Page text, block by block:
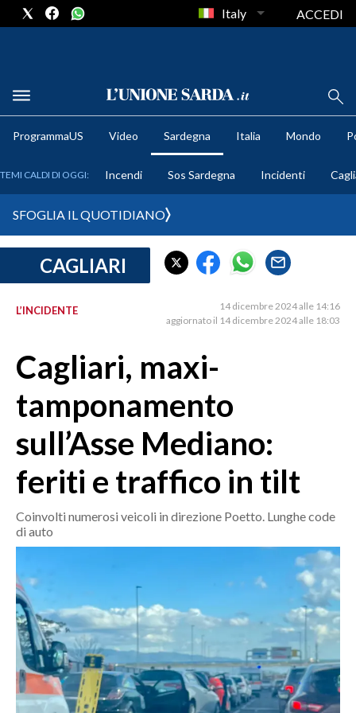
METEO
CRONACA SARDEGNA
PROVINCIA DI CAGLIARI
MEDIO CAMPIDANO
ORISTANO E PROVINCIA
SASSARI E PROVINCIA
GALLURA
NUORO E PROVINCIA
OGLIASTRA
CRONACA
ITALIA
MONDO
POLITICA
ECONOMIA
SERVIZI ALLE IMPRESE
Italy ACCEDI
ProgrammaUS Video Sardegna Italia Mondo
TEMI CALDI DI OGGI: Incendi Sos Sardegna Incidenti
SFOGLIA IL QUOTIDIANO
CAGLIARI
L’INCIDENTE
14 dicembre 2024 alle 14:16
aggiornato il 14 dicembre 2024 alle 18:03
Cagliari, maxi-
tamponamento
sull’Asse Mediano:
feriti e traffico in tilt
Coinvolti numerosi veicoli in direzione Poetto. Lunghe code
di auto